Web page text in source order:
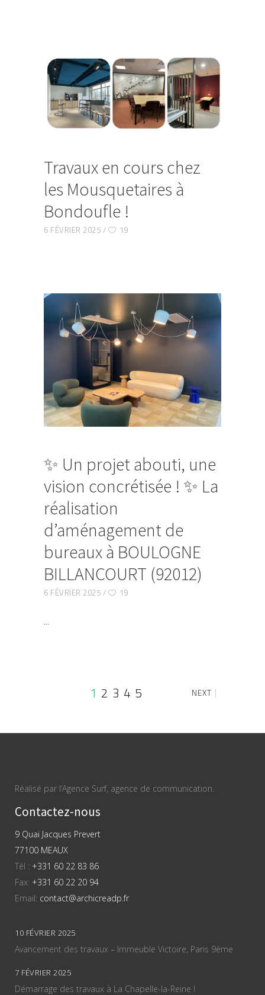
Travaux en cours chez
les Mousquetaires à
Bondoufle !
6 FÉVRIER 2025 19
✨ Un projet abouti, une
vision concrétisée ! ✨ La
réalisation
d’aménagement de
bureaux à BOULOGNE
BILLANCOURT (92012)
6 FÉVRIER 2025 19
1 2 3 4 5 NEXT
Réalisé par l’Agence Surf, agence de communication.
Contactez-nous
9 Quai Jacques Prevert
77100 MEAUX
Tél : +331 60 22 83 86
Fax: +331 60 22 20 94
Email: contact@archicreadp.fr
10 FÉVRIER 2025
Avancement des travaux – Immeuble Victoire, Paris 9ème
7 FÉVRIER 2025
Démarrage des travaux à La Chapelle-la-Reine !